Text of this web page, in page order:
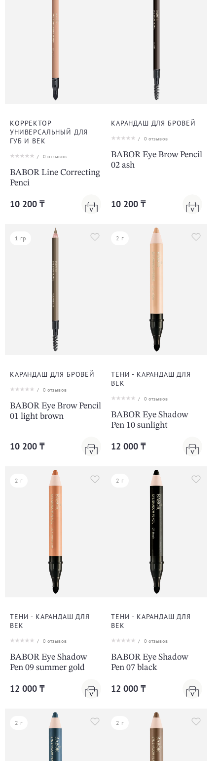
КОРРЕКТОР
УНИВЕРСАЛЬНЫЙ ДЛЯ
ГУБ И ВЕК
/ 0 отзывов
BABOR Line Correcting
Penci
10 200 ₸
КАРАНДАШ ДЛЯ БРОВЕЙ
/ 0 отзывов
BABOR Eye Brow Pencil
02 ash
10 200 ₸
1 гр
КАРАНДАШ ДЛЯ БРОВЕЙ
/ 0 отзывов
BABOR Eye Brow Pencil
01 light brown
10 200 ₸
2 г
ТЕНИ - КАРАНДАШ ДЛЯ
ВЕК
/ 0 отзывов
BABOR Eye Shadow
Pen 10 sunlight
12 000 ₸
2 г
ТЕНИ - КАРАНДАШ ДЛЯ
ВЕК
/ 0 отзывов
BABOR Eye Shadow
Pen 09 summer gold
12 000 ₸
2 г
ТЕНИ - КАРАНДАШ ДЛЯ
ВЕК
/ 0 отзывов
BABOR Eye Shadow
Pen 07 black
12 000 ₸
2 г 2 г